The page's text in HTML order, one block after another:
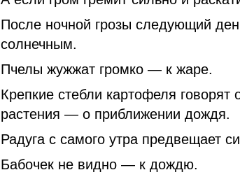
После ночной грозы следующий
солнечным.
Пчелы жужжат громко — к жаре.
Крепкие стебли картофеля
растения — о приближении дождя.
Радуга с самого утра предвещает
Бабочек не видно — к дождю.